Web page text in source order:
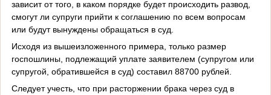
зависит от того, в каком порядке будет происходить развод,
смогут ли супруги прийти к соглашению по всем вопросам
или будут вынуждены обращаться в суд.
Исходя из вышеизложенного примера, только размер
госпошлины, подлежащий уплате заявителем (супругом или
супругой, обратившейся в суд) составил 88700 рублей.
Следует учесть, что при расторжении брака через суд в